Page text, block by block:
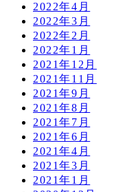
2022年4月
2022年3月
2022年2月
2022年1月
2021年12月
2021年11月
2021年9月
2021年8月
2021年7月
2021年6月
2021年4月
2021年3月
2021年1月